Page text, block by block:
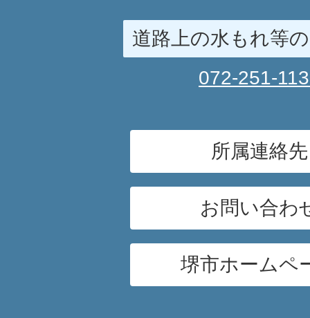
道路上の水もれ等
072-251-
所属連絡先
お問い合わ
堺市ホームペ